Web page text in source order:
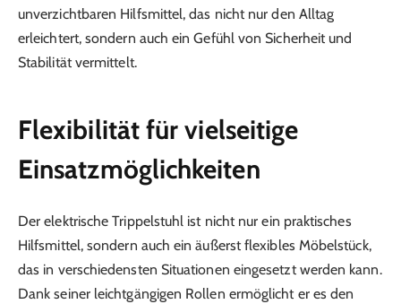
unverzichtbaren Hilfsmittel, das nicht nur den Alltag
erleichtert, sondern auch ein Gefühl von Sicherheit und
Stabilität vermittelt.
Flexibilität für vielseitige
Einsatzmöglichkeiten
Der elektrische Trippelstuhl ist nicht nur ein praktisches
Hilfsmittel, sondern auch ein äußerst flexibles Möbelstück,
das in verschiedensten Situationen eingesetzt werden kann.
Dank seiner leichtgängigen Rollen ermöglicht er es den